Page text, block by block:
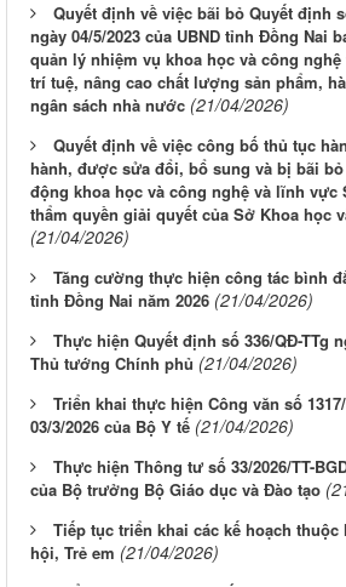
Quyết định về việc bãi bỏ Quyết định
ngày 04/5/2023 của UBND tỉnh Đồng Nai
quản lý nhiệm vụ khoa học và công
trí tuệ, nâng cao chất lượng sản phẩm,
ngân sách nhà nước (21/04/2026)
Quyết định về việc công bố thủ tục
hành, được sửa đổi, bổ sung và bị bãi
động khoa học và công nghệ và lĩnh
thẩm quyền giải quyết của Sở Khoa học
(21/04/2026)
Tăng cường thực hiện công tác bình
tỉnh Đồng Nai năm 2026 (21/04/2026)
Thực hiện Quyết định số 336/QĐ-TTg
Thủ tướng Chính phủ (21/04/2026)
Triển khai thực hiện Công văn số
03/3/2026 của Bộ Y tế (21/04/2026)
Thực hiện Thông tư số 33/2026/TT-
của Bộ trưởng Bộ Giáo dục và Đào tạo
Tiếp tục triển khai các kế hoạch
hội, Trẻ em (21/04/2026)